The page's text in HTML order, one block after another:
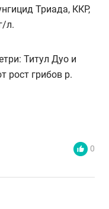
Триада, ККР,
л.
Титул Дуо и
рост грибов р.
0